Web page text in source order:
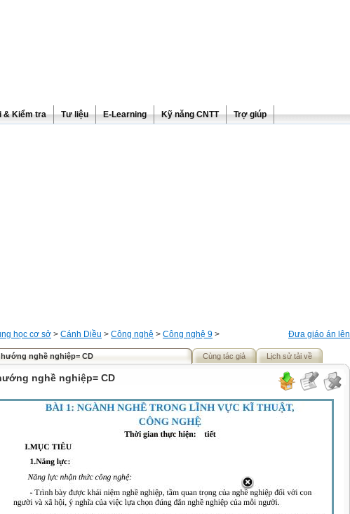
& Kiểm tra Tư liệu E-Learning Kỹ năng CNTT Trợ giúp
Đưa giáo án lên
học cơ sở > Cánh Diều > Công nghệ > Công nghệ 9 >
nghề nghiệp= CD Cùng tác giả Lịch sử tải về
nghề nghiệp= CD